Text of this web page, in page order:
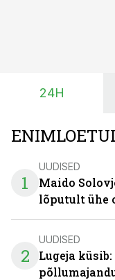
24H
1
UUDISED
Maido
lõputult ühe
2
UUDISED
Lugeja